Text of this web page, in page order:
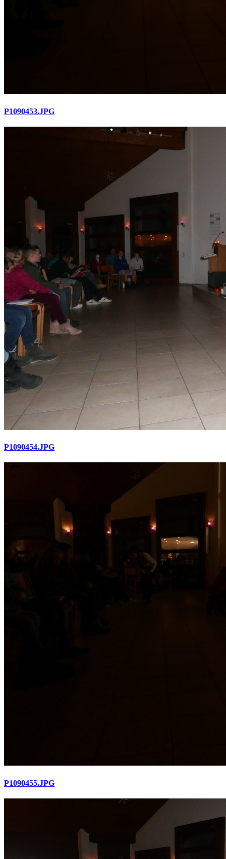
P1090453.JPG
P1090454.JPG
P1090455.JPG